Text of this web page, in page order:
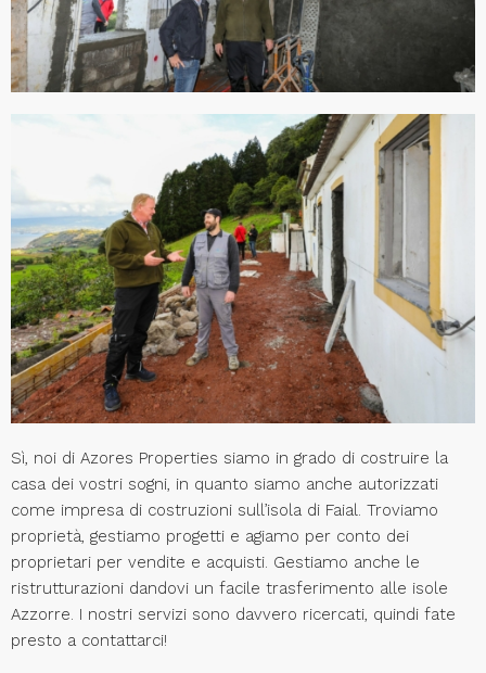
Sì, noi di Azores Properties siamo in grado di costruire la
casa dei vostri sogni, in quanto siamo anche autorizzati
come impresa di costruzioni sull’isola di Faial. Troviamo
proprietà, gestiamo progetti e agiamo per conto dei
proprietari per vendite e acquisti. Gestiamo anche le
ristrutturazioni dandovi un facile trasferimento alle isole
Azzorre. I nostri servizi sono davvero ricercati, quindi fate
presto a contattarci!